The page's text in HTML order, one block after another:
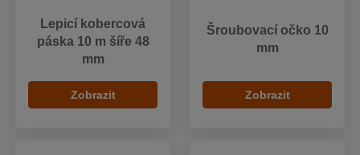
Lepicí kobercová
páska 10 m šíře 48
mm
Zobrazit
Šroubovací očko 10
mm
Zobrazit